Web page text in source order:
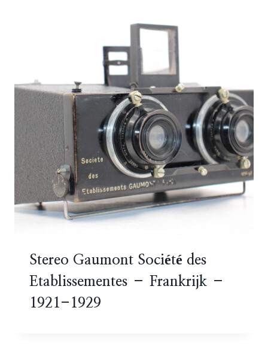
Stereo Gaumont Société des
Etablissementes – Frankrijk –
1921-1929